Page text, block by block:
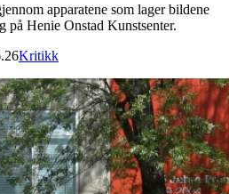
apparatene som lager bildene
på Henie Onstad Kunstsenter.
Kritikk